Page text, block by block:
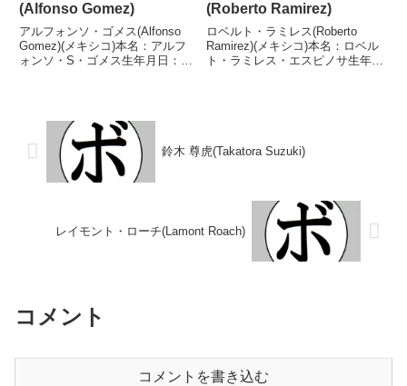
(Alfonso Gomez)
アルフォンソ・ゴメス(Alfonso
Gomez)(メキシコ)本名：アルフ
ォンソ・S・ゴメス生年月日：
ェルター級王座【戦歴】2001/0...
(Roberto Ramirez)
ロベルト・ラミレス(Roberto
Ramirez)(メキシコ)本名：ロベル
ト・ラミレス・エスピノサ生年月
鈴木 尊虎(Takatora Suzuki)
レイモント・ローチ(Lamont Roach)
コメント
コメントを書き込む